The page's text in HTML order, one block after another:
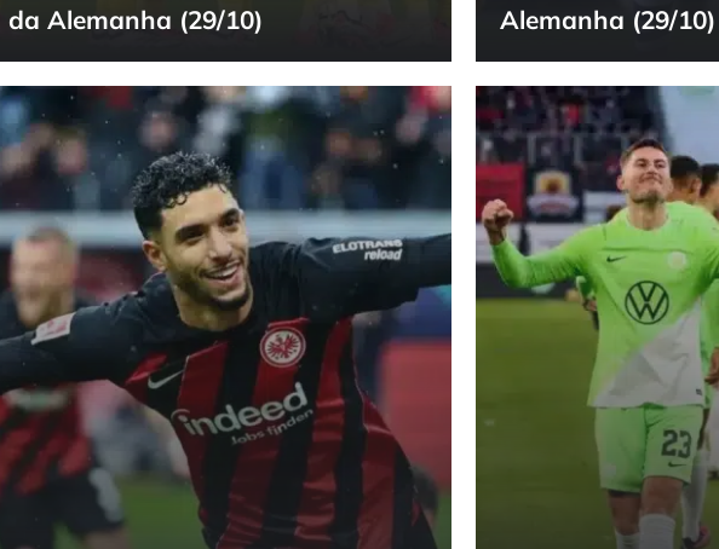
da Alemanha (29/10)
Alemanha (29/10)